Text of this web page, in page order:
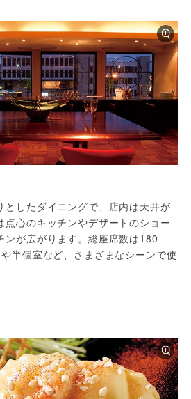
としたダイニングで、店内は天井が
点心のキッチンやデザートのショー
ンが広がります。総座席数は180
半個室など、さまざまなシーンで使